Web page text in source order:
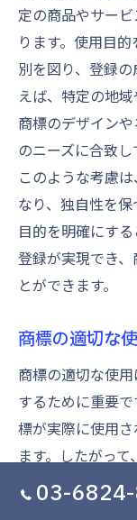
定の商品やサー
ります。使用目
別を図り、登録
えば、特定の地
商標のデザイン
のニーズに合致
このような考慮
なり、独自性を
目的を明確にす
登録が実現でき
とができます。
商標の適切な
商標の適切な使
するために重要で
標が実際に使用さ
ます。したがっ
合、その商標権
用を通じて商標
03-